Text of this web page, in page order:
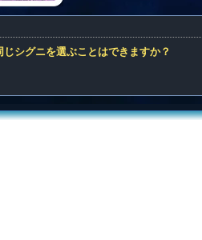
じシグニを選ぶことはできますか？